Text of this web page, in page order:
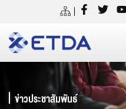
ข่าวประชาสัมพันธ์